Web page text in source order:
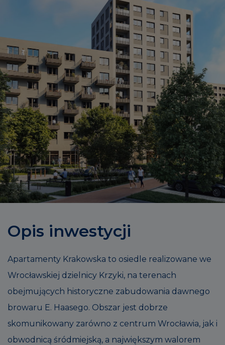
Opis inwestycji
Apartamenty Krakowska to osiedle realizowane we
Wrocławskiej dzielnicy Krzyki, na terenach
obejmujących historyczne zabudowania dawnego
browaru E. Haasego. Obszar jest dobrze
skomunikowany zarówno z centrum Wrocławia, jak i
obwodnicą śródmiejską, a największym walorem